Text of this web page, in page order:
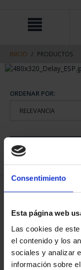
Consentimiento
Esta página web
Las cookies de
el contenido y los
sociales y analizar
información sobre
contenido
navegacin
INICIO PRODUCTOS
ORDENAR POR:
1 Productos